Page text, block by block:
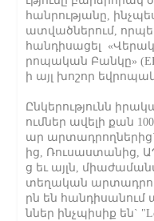
հանրությանը,
ատվածներում,
հանդիսացել
րոպական Բանկը»
ի այլ խոշոր
Ընկերությունն
ումներ ավելի քան
ար
ից, Ռուսաստանից,
ց եւ այլն,
տեղական
րն են հանդիսանում
ններ ինչպիսիք են` "Les